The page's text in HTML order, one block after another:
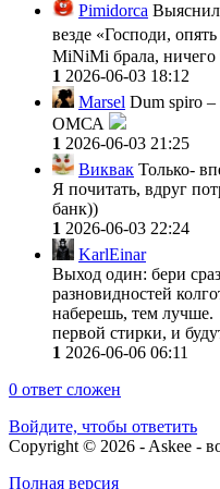
Pimidorca
везде «Господи,
MiNiMi брала, ничего
1 2026-06-03 18:12
Marsel Dum spiro –
ОМСА
1 2026-06-03 21:25
Виквак Только-
Я почитать, вдруг
банк))
1 2026-06-03 22:24
KarlEinar
Выход один: бери
разновидностей
наберешь, тем
первой стирки, и
1 2026-06-06 06:11
0 ответ сложен
Войдите, чтобы ответить
Copyright © 2026 - Askee -
Полная версия